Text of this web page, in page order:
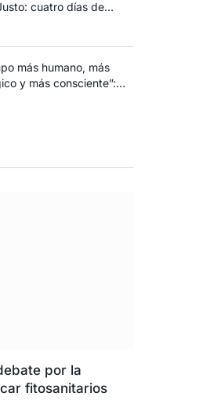
cuatro días de
más humano, más
y más consciente”:
por la
fitosanitarios